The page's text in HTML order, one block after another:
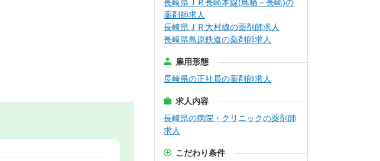
長崎県ＪＲ長崎本線(鳥栖－長崎)の
薬剤師求人
長崎県ＪＲ大村線の薬剤師求人
長崎県島原鉄道の薬剤師求人
雇用形態
長崎県の正社員の薬剤師求人
求人内容
長崎県の病院・クリニックの薬剤師
求人
こだわり条件